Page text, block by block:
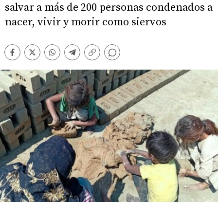
salvar a más de 200 personas condenados a
nacer, vivir y morir como siervos
Facebook
TwitterWhatsappTelegram
Copiar
Comentarios